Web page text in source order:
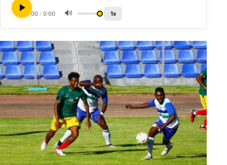
0:00 / 0:00 🔊 1x